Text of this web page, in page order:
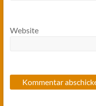
Website